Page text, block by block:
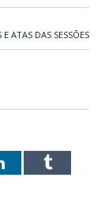
E ATAS DAS SESSÕES
LinkedInTumblr